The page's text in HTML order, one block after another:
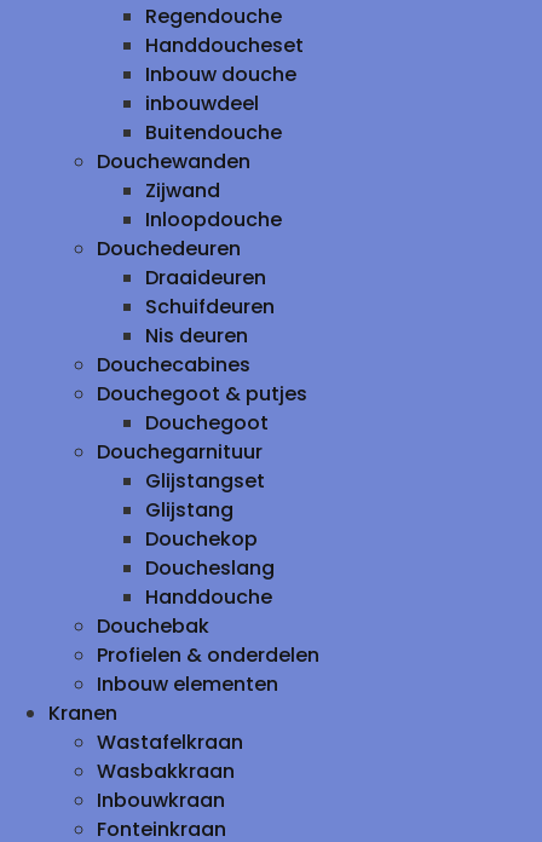
Regendouche
Handdoucheset
Inbouw douche
inbouwdeel
Buitendouche
Douchewanden
Zijwand
Inloopdouche
Douchedeuren
Draaideuren
Schuifdeuren
Nis deuren
Douchecabines
Douchegoot & putjes
Douchegoot
Douchegarnituur
Glijstangset
Glijstang
Douchekop
Doucheslang
Handdouche
Douchebak
Profielen & onderdelen
Inbouw elementen
Kranen
Wastafelkraan
Wasbakkraan
Inbouwkraan
Fonteinkraan